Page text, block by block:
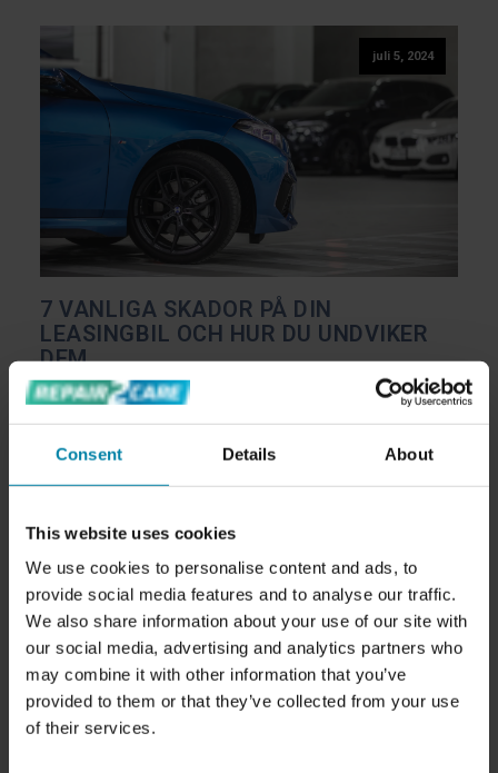
Consent Details About
This website uses cookies
We use cookies to personalise content and ads, to
provide social media features and to analyse our traffic.
We also share information about your use of our site with
our social media, advertising and analytics partners who
may combine it with other information that you’ve
provided to them or that they’ve collected from your use
of their services.
juli 5, 2024
7 VANLIGA SKADOR PÅ DIN
LEASINGBIL OCH HUR DU UNDVIKER
DEM
Pernille Inga kommentarer
När du kör en leasingbil är det viktigt att ta väl
hand om den för att undvika onödiga kostnader
vid överlämnandet. Många upplever att de får
här blogginlägget går vi igenom de typiska
skador som en leasingbil har vid
leasingavtalets slut.
LÄS MERA